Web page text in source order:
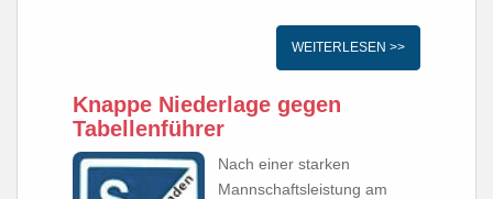
WEITERLESEN >>
Knappe Niederlage gegen
Tabellenführer
Nach einer starken
Mannschaftsleistung am